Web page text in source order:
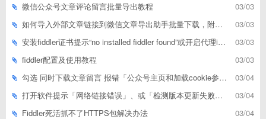
03/03
微信公众号文章评论留言批量导出教程
03/03
如何导入外部文章链接到微信文章导出助手批量下载，附上3种方式
03/03
安装fiddler证书提示“no installed fiddler found”或开启代理ip失败
03/03
fiddler配置及使用教程
03/04
勾选 同时下载文章留言 报错「公众号主页和加载cookie参数不能为空」
03/04
打开软件提示「网络链接错误」、或「检测版本更新失败」等网络问题解决方案
03/04
Fiddler死活抓不了HTTPS包解决办法